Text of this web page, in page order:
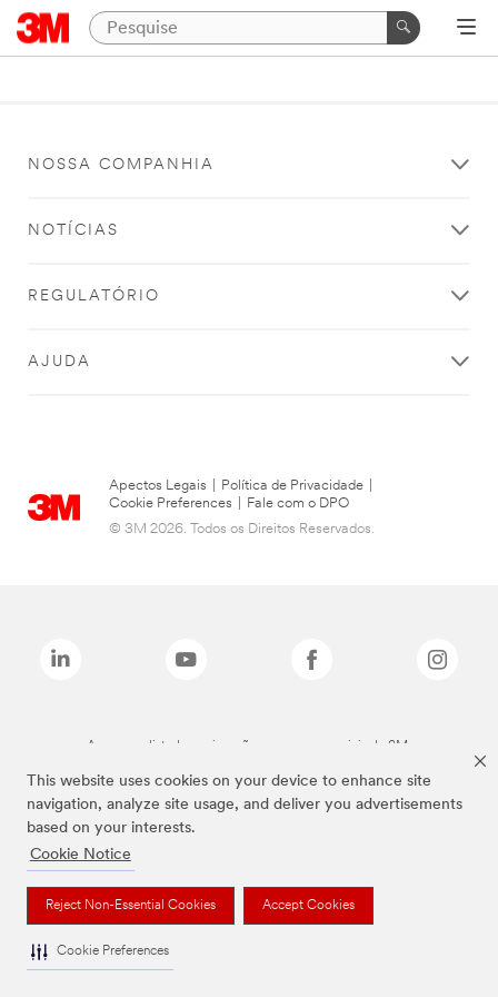
This website uses cookies on your device to enhance site
navigation, analyze site usage, and deliver you advertisements
based on your interests.
Cookie Notice
Reject Non-Essential Cookies Accept Cookies
Cookie Preferences
NOSSA COMPANHIA
NOTÍCIAS
REGULATÓRIO
AJUDA
Apectos Legais Política de Privacidade
Cookie Preferences
Fale com o DPO
© 3M 2026. Todos os Direitos Reservados.
As marcas listadas a cima são marcas comerciais da 3M.